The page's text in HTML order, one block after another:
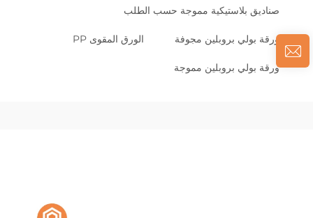
صناديق بلاستيكية مموجة حسب الطلب
ورقة بولي بروبلين مجوفة الورق المقوى PP
ورقة بولي بروبلين مموجة